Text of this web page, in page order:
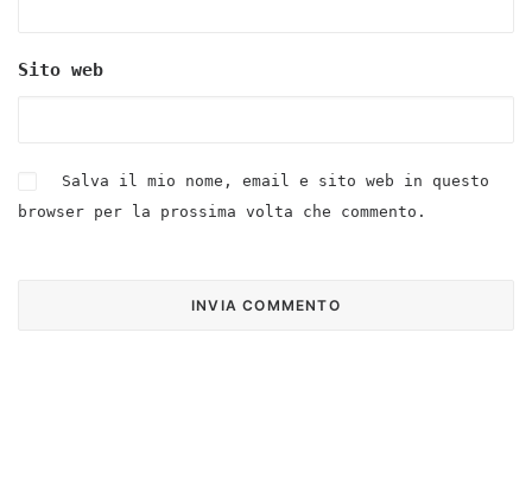
Sito web
Salva il mio nome, email e sito web in questo
browser per la prossima volta che commento.